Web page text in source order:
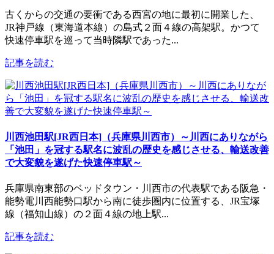
古くからの交通の要衝である西宮の地に最初に開業した、
JR神戸線（東海道本線）の島式２面４線の高架駅。かつて
快速停車駅を巡って当時隣駅であった...
記事を読む
川西池田駅[JR西日本]（兵庫県川西市）～川西にありながら
「池田」を冠する駅名に波乱の歴史を感じさせる、輸送改善
で大変貌を遂げた快速停車駅～
兵庫県南東部のベッドタウン・川西市の代表駅である阪急・
能勢電川西能勢口駅から南に徒歩圏内に位置する、JR宝塚
線（福知山線）の２面４線の地上駅...
記事を読む